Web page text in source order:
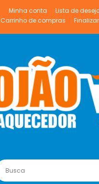
Minha conta
Lista de
Carrinho de compras